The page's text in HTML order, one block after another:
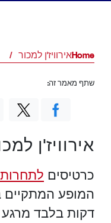
Homeאירוויז'ן למכור
אירוויז'ן
כרטיסים לתחרות
דקות בלבד
שתף מאמר זה: